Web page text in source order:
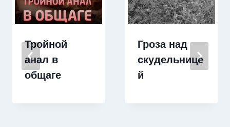
Тройной
анал в
общаге
Гроза над
скудельнице
й